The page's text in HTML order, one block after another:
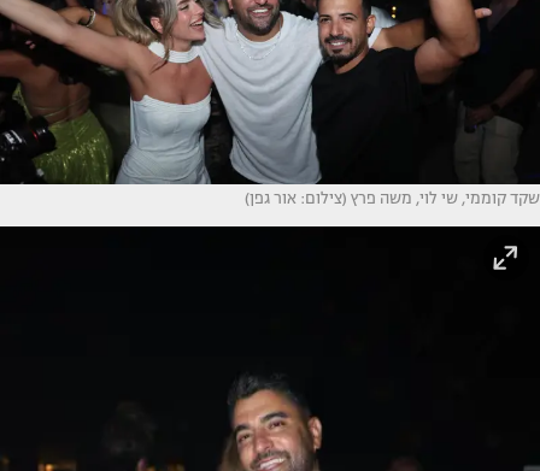
שקד קוממי, שי לוי, משה פרץ (צילום: אור גפן)